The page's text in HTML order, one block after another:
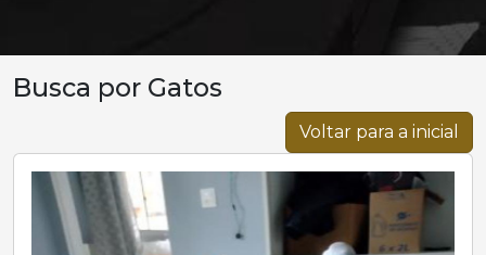
Busca por Gatos
Voltar para a inicial